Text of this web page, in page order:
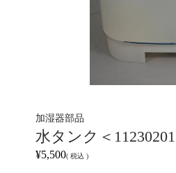
加湿器部品
水タンク＜11230201
¥5,500 税込